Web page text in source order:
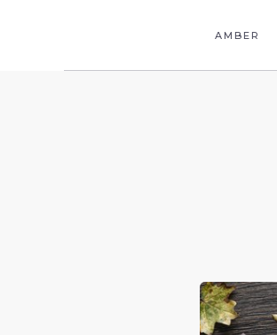
AMBER